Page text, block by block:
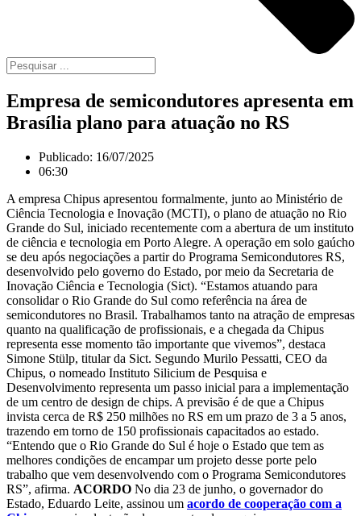
Empresa de semicondutores apresenta em
Brasília plano para atuação no RS
Publicado: 16/07/2025
06:30
A empresa Chipus apresentou formalmente, junto ao Ministério de
Ciência Tecnologia e Inovação (MCTI), o plano de atuação no Rio
Grande do Sul, iniciado recentemente com a abertura de um instituto
de ciência e tecnologia em Porto Alegre. A operação em solo gaúcho
se deu após negociações a partir do Programa Semicondutores RS,
desenvolvido pelo governo do Estado, por meio da Secretaria de
Inovação Ciência e Tecnologia (Sict). “Estamos atuando para
consolidar o Rio Grande do Sul como referência na área de
semicondutores no Brasil. Trabalhamos tanto na atração de empresas
quanto na qualificação de profissionais, e a chegada da Chipus
representa esse momento tão importante que vivemos”, destaca
Simone Stülp, titular da Sict. Segundo Murilo Pessatti, CEO da
Chipus, o nomeado Instituto Silicium de Pesquisa e
Desenvolvimento representa um passo inicial para a implementação
de um centro de design de chips. A previsão é de que a Chipus
invista cerca de R$ 250 milhões no RS em um prazo de 3 a 5 anos,
trazendo em torno de 150 profissionais capacitados ao estado.
“Entendo que o Rio Grande do Sul é hoje o Estado que tem as
melhores condições de encampar um projeto desse porte pelo
trabalho que vem desenvolvendo com o Programa Semicondutores
RS”, afirma. ACORDO No dia 23 de junho, o governador do
Estado, Eduardo Leite, assinou um acordo de cooperação com a